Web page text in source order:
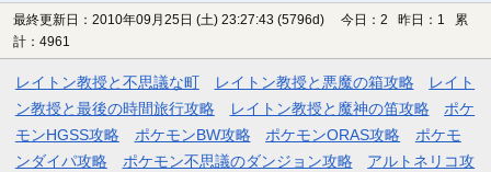
最終更新日：2010年09月25日 (土) 23:27:43 (5796d)
今日：2 昨日：1 累
計：4961
レイトン教授と不思議な町 レイトン教授と悪魔の箱攻略
レイト
ン教授と最後の時間旅行攻略
レイトン教授と魔神の笛攻略
ポケ
モンHGSS攻略
ポケモンBW攻略 ポケモンORAS攻略
ポケモ
ンダイパ攻略
ポケモン不思議のダンジョン攻略
アルトネリコ攻